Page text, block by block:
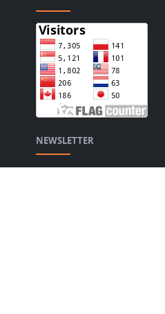
NEWSLETTER